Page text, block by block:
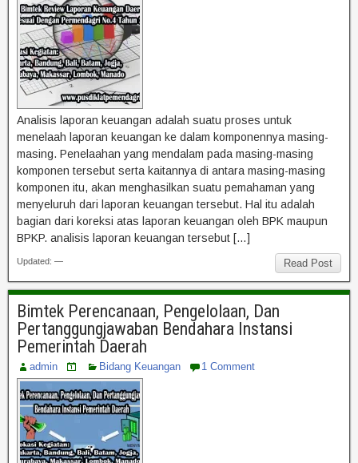
Analisis laporan keuangan adalah suatu proses untuk
menelaah laporan keuangan ke dalam komponennya masing-
masing. Penelaahan yang mendalam pada masing-masing
komponen tersebut serta kaitannya di antara masing-masing
komponen itu, akan menghasilkan suatu pemahaman yang
menyeluruh dari laporan keuangan tersebut. Hal itu adalah
bagian dari koreksi atas laporan keuangan oleh BPK maupun
BPKP. analisis laporan keuangan tersebut […]
Read Post
Updated: —
Bimtek Perencanaan, Pengelolaan, Dan
Pertanggungjawaban Bendahara Instansi
Pemerintah Daerah
admin Bidang Keuangan 1 Comment